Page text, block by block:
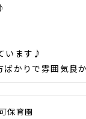
います♪
ばかりで雰囲気良
保育園